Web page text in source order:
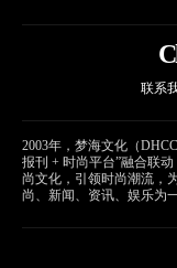
联系
2003年，梦海文化（
报刊 + 时尚平台”融合联
尚文化，引领时尚潮流，
尚、新闻、资讯、娱乐为